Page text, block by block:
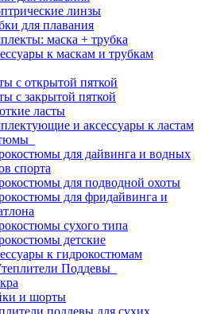
линзы
для плавания
маска + трубка
к маскам и трубкам
с открытой пяткой
с закрытой пяткой
ласты
и аксессуары к ластам
для дайвинга и водных
спорта
для подводной охоты
для фридайвинга и
сухого типа
детские
к гидрокостюмам
Поддевы
и шорты
поддевы для сухих